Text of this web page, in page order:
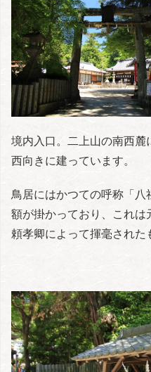
境内入口。二上山の南西
西向きに建っています。
鳥居にはかつての呼称「
額が掛かっており、これ
頼孝卿によって揮毫された